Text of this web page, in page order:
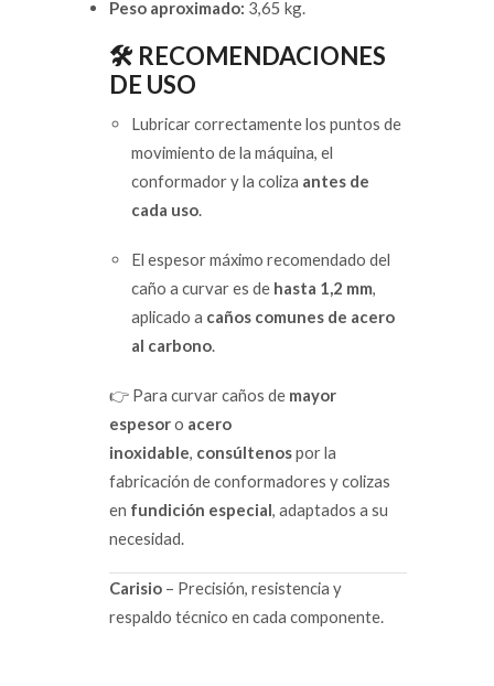
Peso aproximado: 3,65 kg.
🛠️ RECOMENDACIONES
DE USO
Lubricar correctamente los puntos de
movimiento de la máquina, el
conformador y la coliza antes de
cada uso.
El espesor máximo recomendado del
caño a curvar es de hasta 1,2 mm,
aplicado a caños comunes de acero
al carbono.
👉 Para curvar caños de mayor
espesoro acero
inoxidable consúltenospor la
fabricación de conformadores y colizas
en fundición especial , adaptados a su
necesidad.
Carisio – Precisión, resistencia y
respaldo técnico en cada componente.